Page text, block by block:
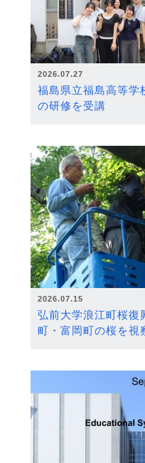
2026.07.27
福島県立福島高等学
の研修を受講
2026.07.15
弘前大学浪江町桜
町・富岡町の桜を視